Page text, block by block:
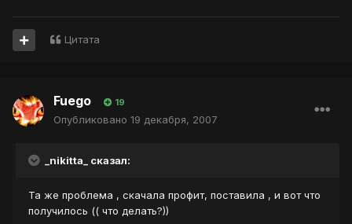
Цитата
Fuego 19
Опубликовано 19 декабря, 2007
_nikitta_ сказал:
Та же проблема , скачала профит, поставила , и вот что
получилось (( что делать?))